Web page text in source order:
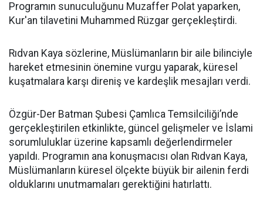
Programın sunuculuğunu Muzaffer Polat yaparken,
Kur'an tilavetini Muhammed Rüzgar gerçekleştirdi.
Rıdvan Kaya sözlerine, Müslümanların bir aile bilinciyle
hareket etmesinin önemine vurgu yaparak, küresel
kuşatmalara karşı direniş ve kardeşlik mesajları verdi.
Özgür-Der Batman Şubesi Çamlıca Temsilciliği’nde
gerçekleştirilen etkinlikte, güncel gelişmeler ve İslami
sorumluluklar üzerine kapsamlı değerlendirmeler
yapıldı. Programın ana konuşmacısı olan Rıdvan Kaya,
Müslümanların küresel ölçekte büyük bir ailenin ferdi
olduklarını unutmamaları gerektiğini hatırlattı.